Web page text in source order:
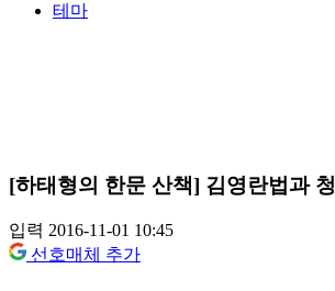
테마
[하태형의 한문 산책] 김영란법과
입력 2016-11-01 10:45
선호매체 추가